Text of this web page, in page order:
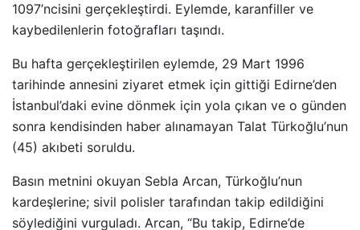
1097’ncisini gerçekleştirdi. Eylemde, karanfiller ve
kaybedilenlerin fotoğrafları taşındı.
Bu hafta gerçekleştirilen eylemde, 29 Mart 1996
tarihinde annesini ziyaret etmek için gittiği Edirne’den
İstanbul’daki evine dönmek için yola çıkan ve o günden
sonra kendisinden haber alınamayan Talat Türkoğlu’nun
(45) akıbeti soruldu.
Basın metnini okuyan Sebla Arcan, Türkoğlu’nun
kardeşlerine; sivil polisler tarafından takip edildiğini
söylediğini vurguladı. Arcan, “Bu takip, Edirne’de